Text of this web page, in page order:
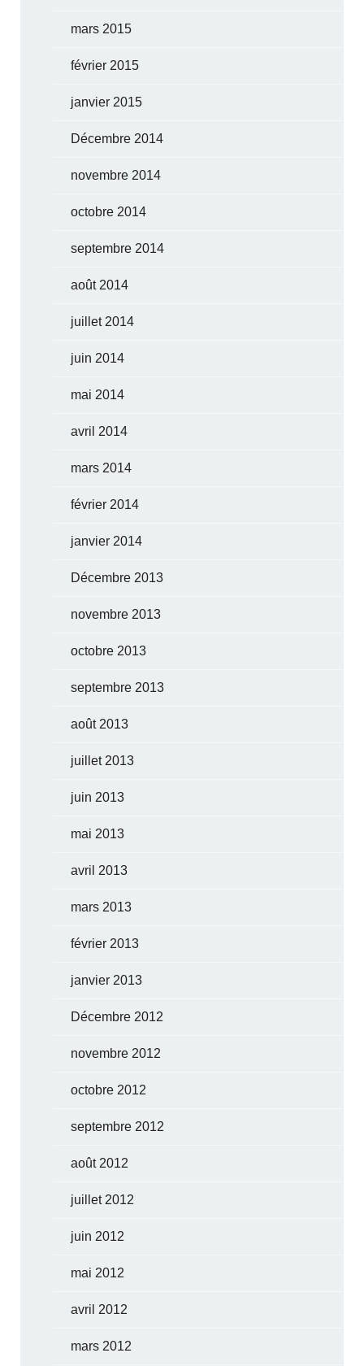
mars 2015
février 2015
janvier 2015
Décembre 2014
novembre 2014
octobre 2014
septembre 2014
août 2014
juillet 2014
juin 2014
mai 2014
avril 2014
mars 2014
février 2014
janvier 2014
Décembre 2013
novembre 2013
octobre 2013
septembre 2013
août 2013
juillet 2013
juin 2013
mai 2013
avril 2013
mars 2013
février 2013
janvier 2013
Décembre 2012
novembre 2012
octobre 2012
septembre 2012
août 2012
juillet 2012
juin 2012
mai 2012
avril 2012
mars 2012